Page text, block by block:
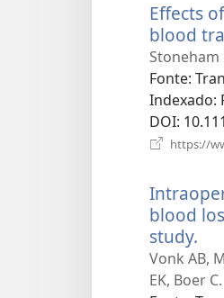
Effects
blood
Stoneham
Fonte‎:
Indexado‎:
DOI‎:
https://
blood
study.
Vonk AB,
EK, Boer C.